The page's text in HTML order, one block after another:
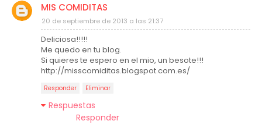
MIS COMIDITAS
20 de septiembre de 2013 a las 21:37
Deliciosa!!!!!
Me quedo en tu blog.
Si quieres te espero en el mio, un besote!!!
http://misscomiditas.blogspot.com.es/
Responder Eliminar
Respuestas
Responder